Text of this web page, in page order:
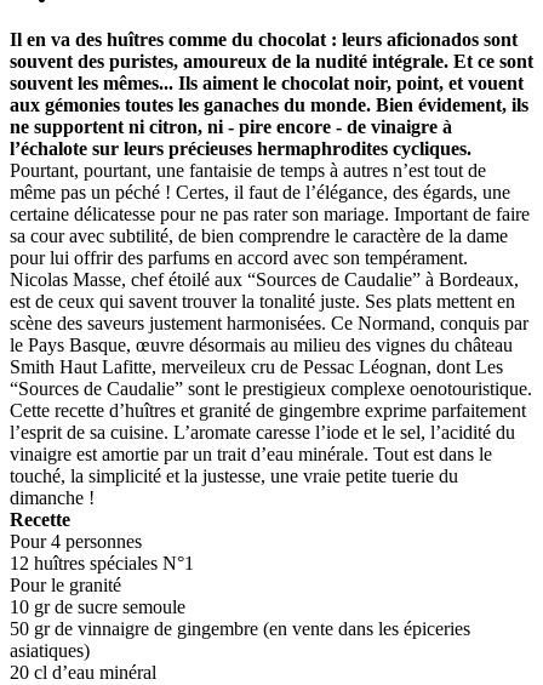
Il en va des huîtres comme du chocolat : leurs aficionados sont
souvent des puristes, amoureux de la nudité intégrale. Et ce sont
souvent les mêmes... Ils aiment le chocolat noir, point, et vouent
aux gémonies toutes les ganaches du monde. Bien évidement, ils
ne supportent ni citron, ni - pire encore - de vinaigre à
l’échalote sur leurs précieuses hermaphrodites cycliques.
Pourtant, pourtant, une fantaisie de temps à autres n’est tout de
même pas un péché ! Certes, il faut de l’élégance, des égards, une
certaine délicatesse pour ne pas rater son mariage. Important de faire
sa cour avec subtilité, de bien comprendre le caractère de la dame
pour lui offrir des parfums en accord avec son tempérament.
Nicolas Masse, chef étoilé aux “Sources de Caudalie” à Bordeaux,
est de ceux qui savent trouver la tonalité juste. Ses plats mettent en
scène des saveurs justement harmonisées. Ce Normand, conquis par
le Pays Basque, œuvre désormais au milieu des vignes du château
Smith Haut Lafitte, merveileux cru de Pessac Léognan, dont Les
“Sources de Caudalie” sont le prestigieux complexe oenotouristique.
Cette recette d’huîtres et granité de gingembre exprime parfaitement
l’esprit de sa cuisine. L’aromate caresse l’iode et le sel, l’acidité du
vinaigre est amortie par un trait d’eau minérale. Tout est dans le
touché, la simplicité et la justesse, une vraie petite tuerie du
dimanche !
Recette
Pour 4 personnes
12 huîtres spéciales N°1
Pour le granité
10 gr de sucre semoule
50 gr de vinnaigre de gingembre (en vente dans les épiceries
asiatiques)
20 cl d’eau minéral